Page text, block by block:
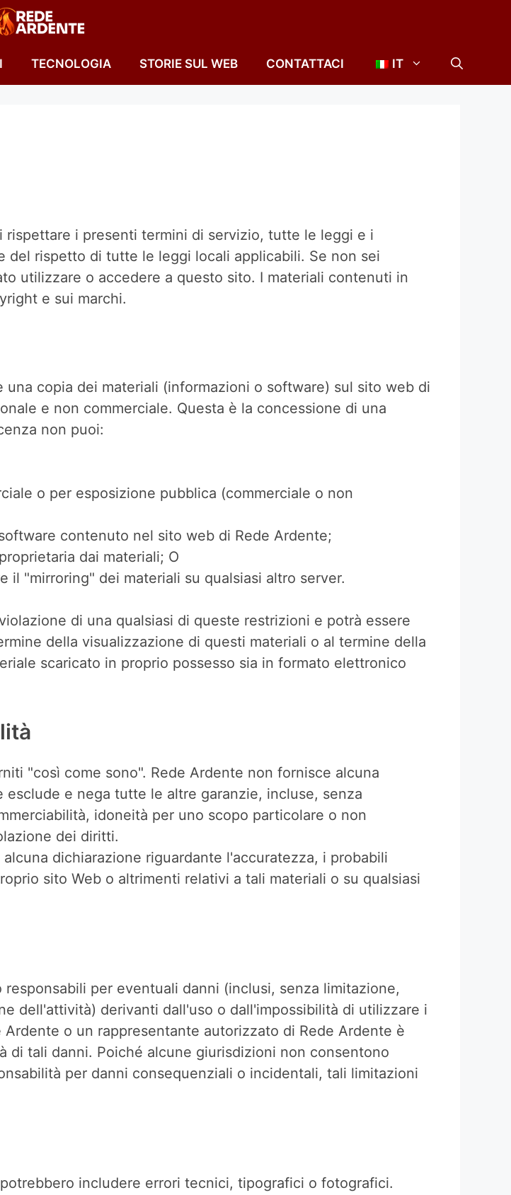
TECNOLOGIA STORIE SUL WEB CONTATTACI IT
rispettare i presenti termini di servizio, tutte le leggi e i
del rispetto di tutte le leggi locali applicabili. Se non sei
utilizzare o accedere a questo sito. I materiali contenuti in
e sui marchi.
copia dei materiali (informazioni o software) sul sito web di
e non commerciale. Questa è la concessione di una
non puoi:
o per esposizione pubblica (commerciale o non
contenuto nel sito web di Rede Ardente;
dai materiali; O
il "mirroring" dei materiali su qualsiasi altro server.
di una qualsiasi di queste restrizioni e potrà essere
della visualizzazione di questi materiali o al termine della
scaricato in proprio possesso sia in formato elettronico
"così come sono". Rede Ardente non fornisce alcuna
e nega tutte le altre garanzie, incluse, senza
idoneità per uno scopo particolare o non
dei diritti.
dichiarazione riguardante l'accuratezza, i probabili
sito Web o altrimenti relativi a tali materiali o su qualsiasi
per eventuali danni (inclusi, senza limitazione,
dell'attività) derivanti dall'uso o dall'impossibilità di utilizzare i
o un rappresentante autorizzato di Rede Ardente è
tali danni. Poiché alcune giurisdizioni non consentono
per danni consequenziali o incidentali, tali limitazioni
includere errori tecnici, tipografici o fotografici.